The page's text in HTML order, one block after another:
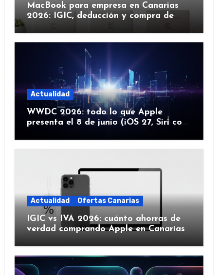
MacBook para empresa en Canarias
2026: IGIC, deducción y compra de
Actualidad
WWDC 2026: todo lo que Apple
presenta el 8 de junio (iOS 27, Siri con
Actualidad Ofertas Canarias
IGIC vs IVA 2026: cuánto ahorras de
verdad comprando Apple en Canarias